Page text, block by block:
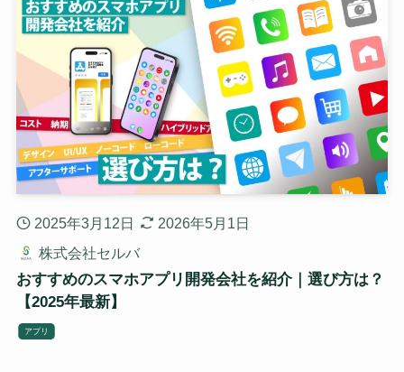
2025年3月12日
2026年5月1日
株式会社セルバ
おすすめのスマホアプリ開発会社を紹介｜選び方は？
【2025年最新】
アプリ